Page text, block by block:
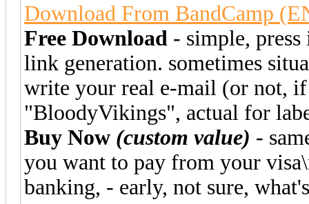
Download From BandCamp
Free Download - simple,
link generation. sometimes
write your real e-mail (or not,
"BloodyVikings", actual for
Buy Now (custom value) -
you want to pay from your
banking, - early, not sure,